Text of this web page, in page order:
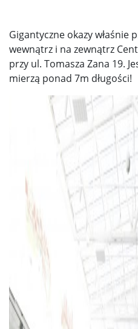
Gigantyczne okazy właśnie
wewnątrz i na zewnątrz
przy ul. Tomasza Zana 19.
mierzą ponad 7m długości!